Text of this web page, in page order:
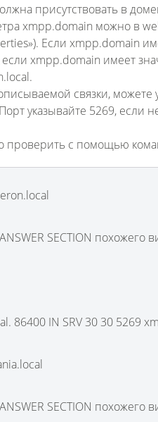
присутствовать в
xmpp.domain можно в
Если xmpp.domain
xmpp.domain имеет
связки,
указывайте 5269, если
проверить с помощью
SECTION похожего
86400 IN SRV 30 30 5269
SECTION похожего